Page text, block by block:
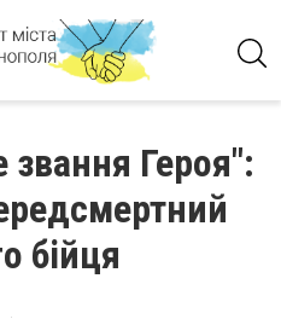
звання Героя":
бійця